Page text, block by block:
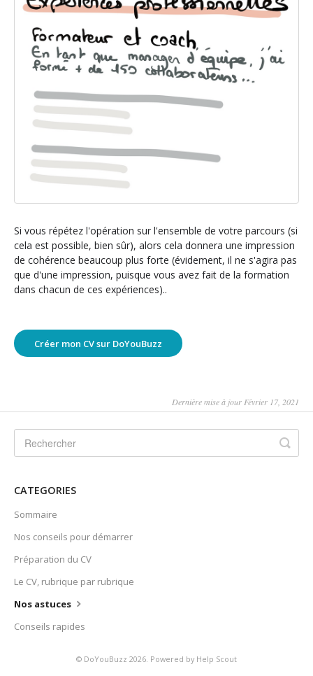
Si vous répétez l'opération sur l'ensemble de votre parcours (si
cela est possible, bien sûr), alors cela donnera une impression
de cohérence beaucoup plus forte (évidement, il ne s'agira pas
que d'une impression, puisque vous avez fait de la formation
dans chacun de ces expériences)..
Créer mon CV sur DoYouBuzz
Dernière mise à jour Février 17, 2021
CATEGORIES
Sommaire
Nos conseils pour démarrer
Préparation du CV
Le CV, rubrique par rubrique
Nos astuces
Conseils rapides
© DoYouBuzz 2026. Powered by Help Scout